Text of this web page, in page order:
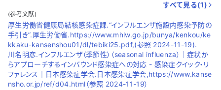
すべて見る(1)
(参考文献)
厚生労働省健康局結核感染症課.“インフルエンザ施設内感染予防の
手引き”.厚生労働省.https://www.mhlw.go.jp/bunya/kenkou/ke
kkaku-kansenshou01/dl/tebiki25.pdf,(参照 2024-11-19).
川名明彦.インフルエンザ（季節性）（seasonal influenza）｜症状か
らアプローチするインバウンド感染症への対応 - 感染症クイック・リ
ファレンス｜日本感染症学会.日本感染症学会,https://www.kanse
nsho.or.jp/ref/d04.html（参照 2024-11-19）